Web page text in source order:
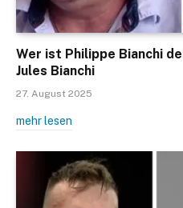
Wer ist Philippe Bianchi
Jules Bianchi
27. August 2025
mehr lesen